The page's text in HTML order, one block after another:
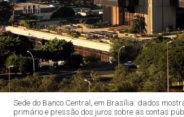
Sede do Banco Central, em Brasília: dados
primário e pressão dos juros sobre as contas